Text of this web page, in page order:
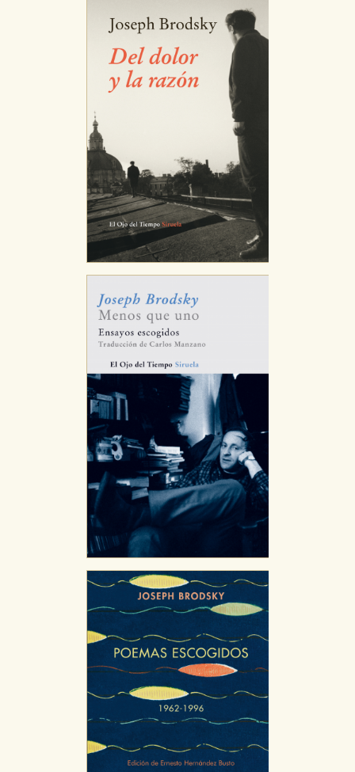
Cookies necesarias
Estas cookies son necesarias para que nuestro sitio
web funcione y no es posible deshabilitarlas desde
nuestro sistema. Es posible hacerlo desde el
navegador, pero en ese caso es posible que algunas
áreas de nuestra web dejen de funcionar
correctamente.
Cookies de rendimiento y analíticas
Estas cookies se utilizan para mejorar su experiencia
de navegación y optimizar el funcionamiento de
nuestro sitio web. Almacenan configuraciones de
servicios para que no tenga que reconfigurarlos cada
vez que nos visita. La información es agregada y, por lo
tanto, es anónima.
Cookies de publicidad y redes sociales
relevante para sus intereses en otros sitios. No
almacenan directamente información personal sino
que se basan en la identificación única de su
navegador y dispositivo de internet.
GUARDAR CONFIGURACIÓN
Puede consultar nuestra política de cookies